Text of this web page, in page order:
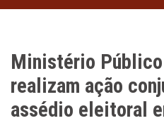
Ministério
realizam ação
assédio eleitoral